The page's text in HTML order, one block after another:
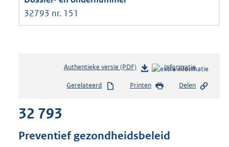
32793 nr. 151
Authentieke versie (PDF)b
s
d
s
Informatie
Gerelateerd Printen Delen
32 793
Preventief gezondheidsbeleid